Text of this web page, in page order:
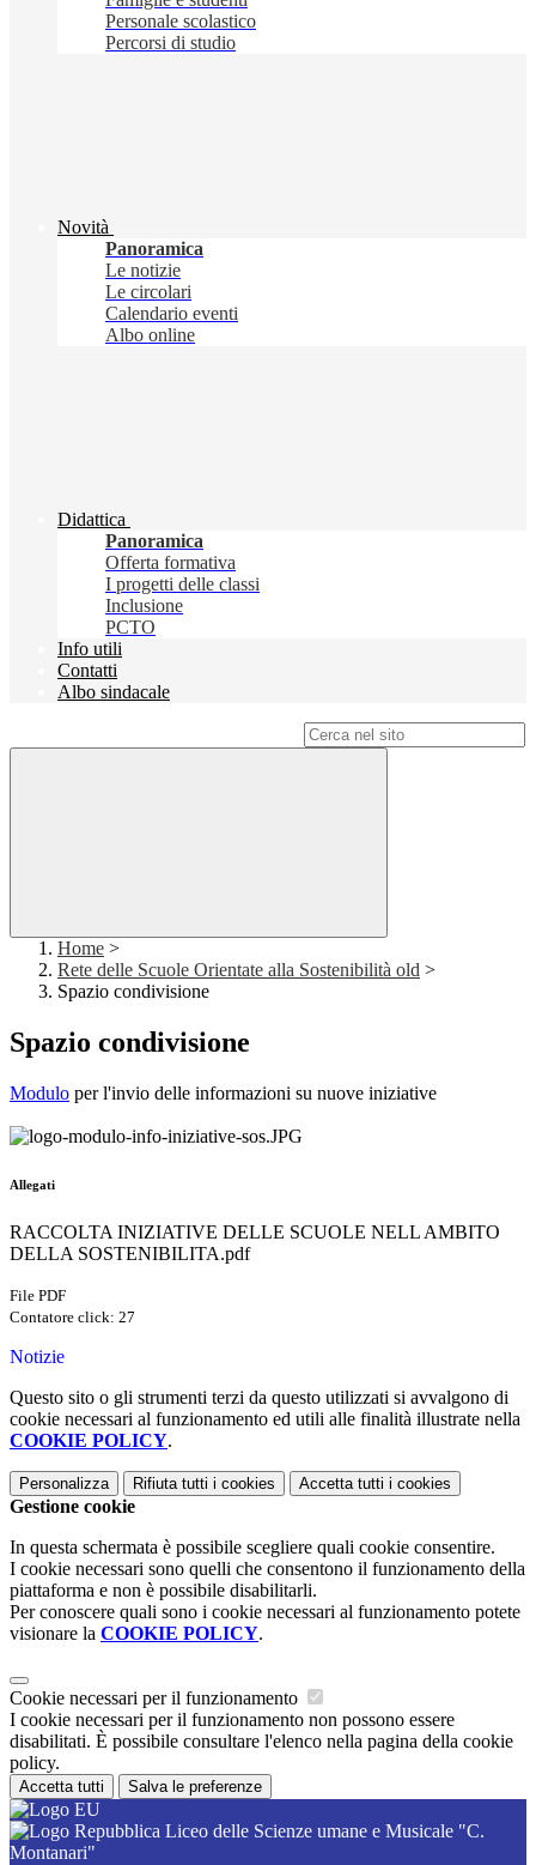
Personale scolastico
Percorsi di studio
Novità
Panoramica
Le notizie
Le circolari
Calendario eventi
Albo online
Didattica
Panoramica
Offerta formativa
I progetti delle classi
Inclusione
PCTO
Info utili
Contatti
Albo sindacale
Home >
Rete delle Scuole Orientate alla Sostenibilità old >
Spazio condivisione
Spazio condivisione
Modulo per l'invio delle informazioni su nuove iniziative
Allegati
RACCOLTA INIZIATIVE DELLE SCUOLE NELL AMBITO
DELLA SOSTENIBILITA.pdf
File PDF
Contatore click: 27
Notizie
Questo sito o gli strumenti terzi da questo utilizzati si avvalgono di
cookie necessari al funzionamento ed utili alle finalità illustrate nella
COOKIE POLICY.
Personalizza Rifiuta tutti i cookies Accetta tutti i cookies
Gestione cookie
In questa schermata è possibile scegliere quali cookie consentire.
I cookie necessari sono quelli che consentono il funzionamento della
piattaforma e non è possibile disabilitarli.
Per conoscere quali sono i cookie necessari al funzionamento potete
visionare la COOKIE POLICY.
Cookie necessari per il funzionamento
I cookie necessari per il funzionamento non possono essere
disabilitati. È possibile consultare l'elenco nella pagina della cookie
policy.
Accetta tutti Salva le preferenze
Liceo delle Scienze umane e Musicale "C.
Montanari"